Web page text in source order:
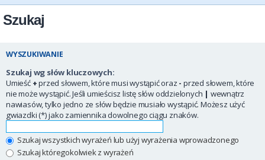
Szukaj
WYSZUKIWANIE
Szukaj wg słów kluczowych:
Umieść +przed słowem, które musi wystąpić oraz - przed słowem, które
nie może wystąpić. Jeśli umieścisz listę słów oddzielonych | wewnątrz
nawiasów, tylko jedno ze słów będzie musiało wystąpić. Możesz użyć
gwiazdki (*) jako zamiennika dowolnego ciągu znaków.
Szukaj wszystkich wyrażeń lub użyj wyrażenia wprowadzonego
Szukaj któregokolwiek z wyrażeń